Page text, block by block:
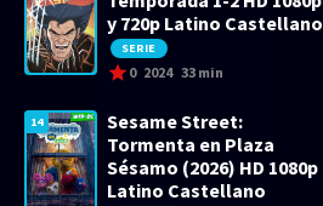
y 720p Latino Castellano
SERIE
0 2024 33 min
14
Sesame Street:
Tormenta en Plaza
Sésamo (2026) HD 1080p
Latino Castellano